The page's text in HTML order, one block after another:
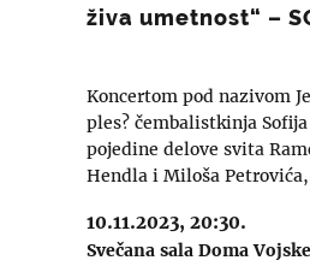
živa umetnost“ –
Koncertom pod nazivom
ples? čembalistkinja
pojedine delove svita
Hendla i Miloša
10.11.2023, 20:30.
Svečana sala Doma Vojske